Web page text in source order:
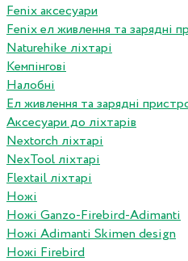
Fenix аксесуари
Fenix ел живлення та зарядні
Naturehike ліхтарі
Кемпінгові
Налобні
Ел живлення та зарядні
Аксесуари до ліхтарів
Nextorch ліхтарі
NexTool ліхтарі
Flextail ліхтарі
Ножі
Ножі Ganzo-Firebird-Adimanti
Ножі Adimanti Skimen design
Ножі Firebird